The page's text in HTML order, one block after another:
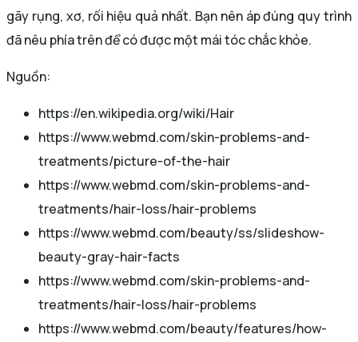
gãy rụng, xơ, rối hiệu quả nhất. Bạn nên áp đúng quy trình
đã nêu phía trên để có được một mái tóc chắc khỏe.
Nguồn:
https://en.wikipedia.org/wiki/Hair
https://www.webmd.com/skin-problems-and-
treatments/picture-of-the-hair
https://www.webmd.com/skin-problems-and-
treatments/hair-loss/hair-problems
https://www.webmd.com/beauty/ss/slideshow-
beauty-gray-hair-facts
https://www.webmd.com/skin-problems-and-
treatments/hair-loss/hair-problems
https://www.webmd.com/beauty/features/how-